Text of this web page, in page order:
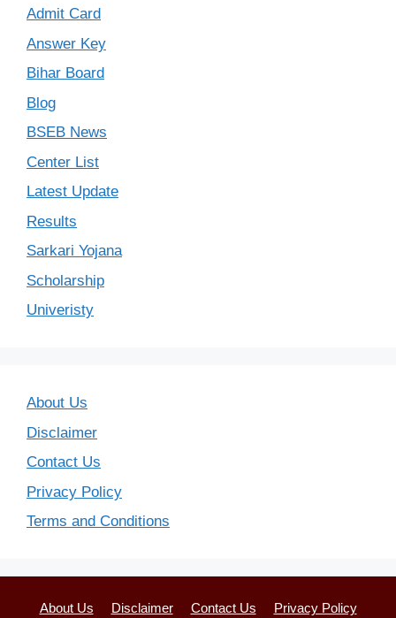
Admit Card
Answer Key
Bihar Board
Blog
BSEB News
Center List
Latest Update
Results
Sarkari Yojana
Scholarship
Univeristy
About Us
Disclaimer
Contact Us
Privacy Policy
Terms and Conditions
About Us Disclaimer Contact Us Privacy Policy